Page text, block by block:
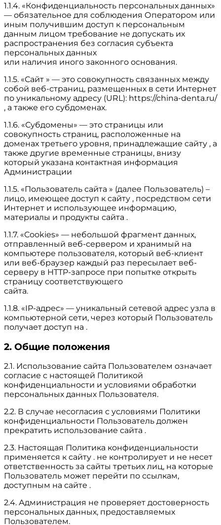
1.1.4. «Конфиденциальность персональных данных»
— обязательное для соблюдения Оператором или
иным получившим доступ к персональным
данным лицом требование не допускать их
распространения без согласия субъекта
персональных данных
или наличия иного законного основания.
1.1.5. «Сайт » — это совокупность связанных между
собой веб-страниц, размещенных в сети Интернет
по уникальному адресу (URL): https://china-denta.ru/
, а также его субдоменах.
1.1.6. «Субдомены» — это страницы или
совокупность страниц, расположенные на
доменах третьего уровня, принадлежащие сайту , а
также другие временные страницы, внизу
который указана контактная информация
Администрации
1.1.5. «Пользователь сайта » (далее Пользователь) –
лицо, имеющее доступ к сайту , посредством сети
Интернет и использующее информацию,
материалы и продукты сайта .
1.1.7. «Cookies» — небольшой фрагмент данных,
отправленный веб-сервером и хранимый на
компьютере пользователя, который веб-клиент
или веб-браузер каждый раз пересылает веб-
серверу в HTTP-запросе при попытке открыть
страницу соответствующего
сайта.
1.1.8. «IP-адрес» — уникальный сетевой адрес узла в
компьютерной сети, через который Пользователь
получает доступ на .
2. Общие положения
2.1. Использование сайта Пользователем означает
согласие с настоящей Политикой
конфиденциальности и условиями обработки
персональных данных Пользователя.
2.2. В случае несогласия с условиями Политики
конфиденциальности Пользователь должен
прекратить использование сайта .
2.3. Настоящая Политика конфиденциальности
применяется к сайту . не контролирует и не несет
ответственность за сайты третьих лиц, на которые
Пользователь может перейти по ссылкам,
доступным на сайте .
2.4. Администрация не проверяет достоверность
персональных данных, предоставляемых
Пользователем.